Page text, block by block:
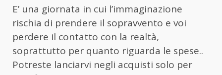
E’ una giornata in cui l’immaginazione
rischia di prendere il sopravvento e voi
perdere il contatto con la realtà,
soprattutto per quanto riguarda le spese..
Potreste lanciarvi negli acquisti solo per